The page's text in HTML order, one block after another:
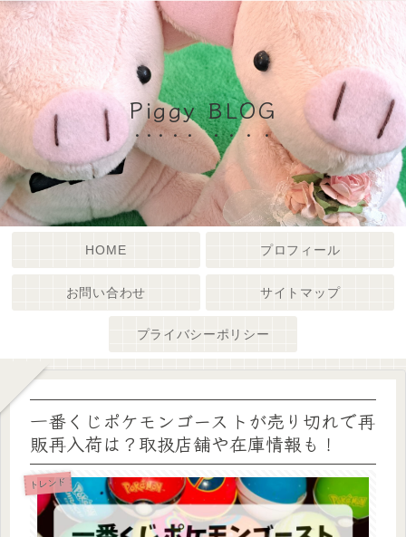
Piggy BLOG
HOME プロフィール
お問い合わせ サイトマップ
プライバシーポリシー
一番くじポケモンゴーストが売り切れで再
販再入荷は？取扱店舗や在庫情報も！
トレンド